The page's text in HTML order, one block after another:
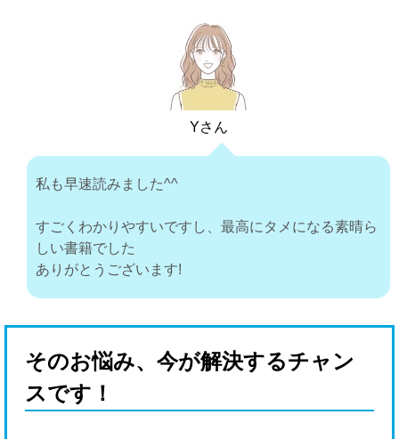
Yさん
私も早速読みました^^
すごくわかりやすいですし、最高にタメになる素晴ら
しい書籍でした
ありがとうございます!
そのお悩み、今が解決するチャン
スです！